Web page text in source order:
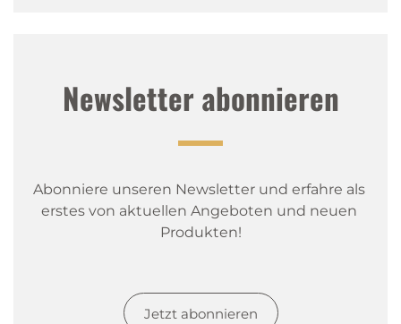
Newsletter abonnieren
Abonniere unseren Newsletter und erfahre als
erstes von aktuellen Angeboten und neuen
Produkten!
Jetzt abonnieren